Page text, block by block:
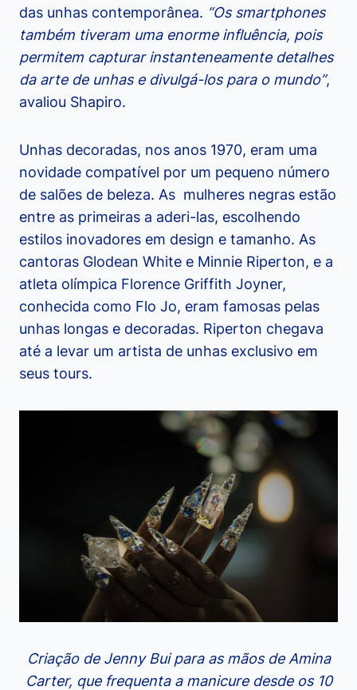
das unhas contemporânea. “Os smartphones
também tiveram uma enorme influência, pois
permitem capturar instanteneamente detalhes
da arte de unhas e divulgá-los para o mundo”,
avaliou Shapiro.
Unhas decoradas, nos anos 1970, eram uma
novidade compatível por um pequeno número
de salões de beleza. As mulheres negras estão
entre as primeiras a aderi-las, escolhendo
estilos inovadores em design e tamanho. As
cantoras Glodean White e Minnie Riperton, e a
atleta olímpica Florence Griffith Joyner,
conhecida como Flo Jo, eram famosas pelas
unhas longas e decoradas. Riperton chegava
até a levar um artista de unhas exclusivo em
seus tours.
Criação de Jenny Bui para as mãos de Amina
Carter, que frequenta a manicure desde os 10